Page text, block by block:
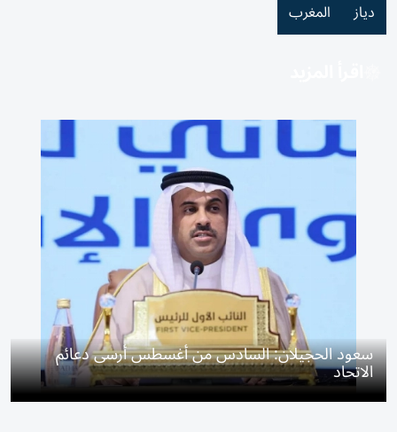
دياز المغرب
سعود الحجيلان: السادس من أغسطس أرسى دعائم
الاتحاد